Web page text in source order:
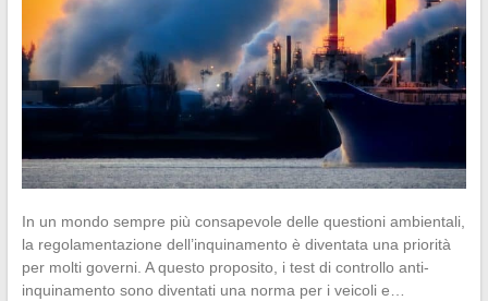
In un mondo sempre più consapevole delle questioni ambientali,
la regolamentazione dell’inquinamento è diventata una priorità
per molti governi. A questo proposito, i test di controllo anti-
inquinamento sono diventati una norma per i veicoli e…